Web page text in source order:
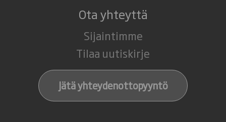
Ota yhteyttä
Sijaintimme
Tilaa uutiskirje
Jätä yhteydenottopyyntö